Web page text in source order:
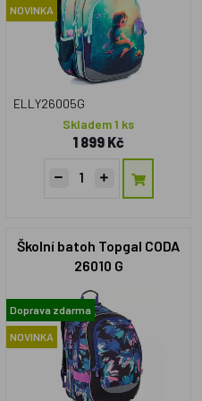
NOVINKA
ELLY26005G
Skladem 1 ks
1 899 Kč
Školní batoh Topgal CODA
26010 G
Doprava zdarma
NOVINKA